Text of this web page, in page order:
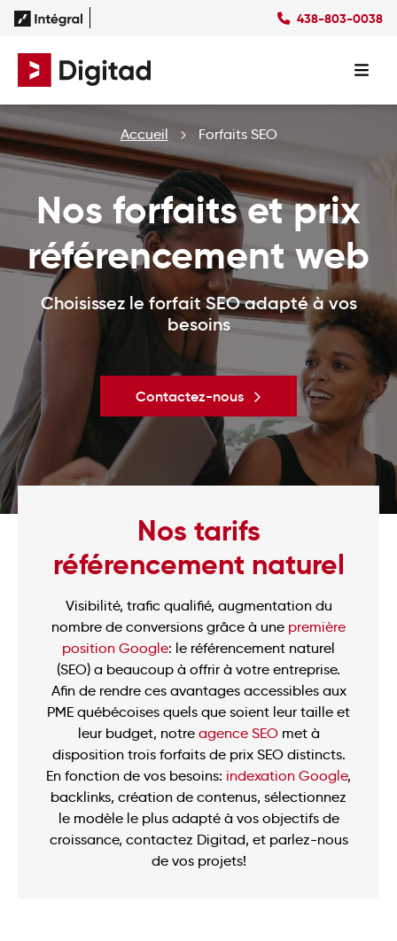
438-803-0038
SEM
Social Ads
Studio
Conception Site Web
Formations Web
Forfaits SEM
Forfaits Display
Forfaits Social Ads
Forfaits Médias Sociaux
SuccèsCultureRessourcesEN
Accueil Forfaits SEO
Nos forfaits et prix
référencement web
Choisissez le forfait SEO adapté à vos
besoins
Contactez-nous
Nos tarifs
référencement naturel
Visibilité, trafic qualifié, augmentation du
nombre de conversions grâce à une première
position Google: le référencement naturel
(SEO) a beaucoup à offrir à votre entreprise.
Afin de rendre ces avantages accessibles aux
PME québécoises quels que soient leur taille et
leur budget, notre agence SEOmet à
disposition trois forfaits de prix SEO distincts.
En fonction de vos besoins: indexation Google,
backlinks, création de contenus, sélectionnez
le modèle le plus adapté à vos objectifs de
croissance, contactez Digitad, et parlez-nous
de vos projets!